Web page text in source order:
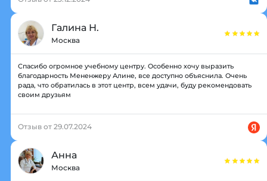
Галина Н.
Москва
Спасибо огромное учебному центру. Особенно хочу выразить
благодарность Мененжеру Алине, все доступно объяснила. Очень
рада, что обратилась в этот центр, всем удачи, буду рекомендовать
своим друзьям
Отзыв от 29.07.2024
Анна
Москва